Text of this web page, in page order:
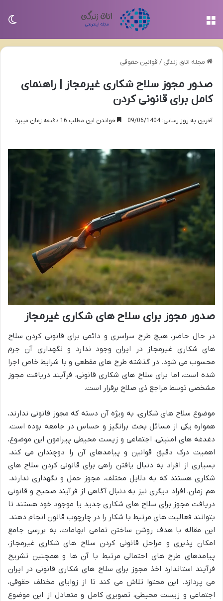
مجله اتاق زندگی / قوانین حقوقی
صدور مجوز سلاح شکاری غیرمجاز | راهنمای
کامل برای قانونی کردن
آخرین به روز رسانی: 09/06/1404 خواندن این مطلب 16 دقیقه زمان میبرد
صدور مجوز برای سلاح های شکاری غیرمجاز
در حال حاضر، هیچ طرح سراسری و دائمی برای قانونی کردن سلاح
های شکاری غیرمجاز در ایران وجود ندارد و نگهداری آن جرم
محسوب می شود. در گذشته طرح های مقطعی و با شرایط خاص اجرا
شده است، اما برای سلاح های شکاری قانونی، فرآیند دریافت مجوز
مشخصی توسط مراجع ذی صلاح برقرار است.
موضوع سلاح های شکاری، به ویژه آن دسته که مجوز قانونی ندارند،
همواره یکی از مسائل بحث برانگیز و حساس در جامعه بوده است.
دغدغه های امنیتی، اجتماعی و زیست محیطی پیرامون این موضوع،
اهمیت درک دقیق قوانین و پیامدهای آن را دوچندان می کند.
بسیاری از افراد به دنبال یافتن راهی برای قانونی کردن سلاح های
شکاری هستند که به دلایل مختلف، مجوز حمل و نگهداری ندارند.
هم زمان، افراد دیگری نیز به دنبال آگاهی از فرآیند صحیح و قانونی
دریافت مجوز برای سلاح های شکاری جدید یا موجود خود هستند تا
بتوانند فعالیت های مرتبط با شکار را در چارچوب قانون انجام دهند.
این مقاله با هدف روشن ساختن تمامی ابهامات، به بررسی جامع
امکان پذیری و مراحل قانونی کردن سلاح های شکاری غیرمجاز،
پیامدهای طرح های احتمالی مرتبط با آن ها و همچنین تشریح
فرآیند استاندارد اخذ مجوز برای سلاح های شکاری قانونی در ایران
می پردازد. این محتوا تلاش می کند تا از زوایای مختلف حقوقی،
اجتماعی و زیست محیطی، تصویری کامل و متعادل از این موضوع